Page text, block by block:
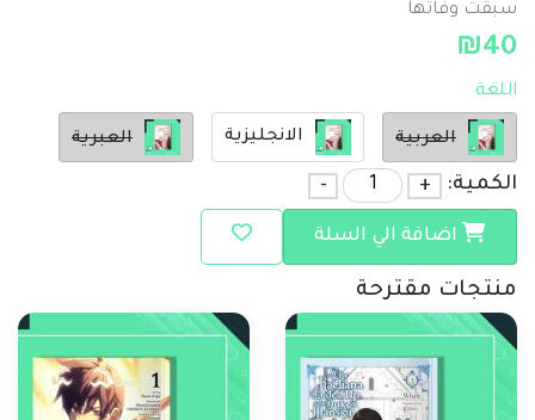
سبقت وفاتها
₪40
اللغة
العربية الانجليزية العبرية
الكمية: +
-
اضافة الي السلة
منتجات مقترحة